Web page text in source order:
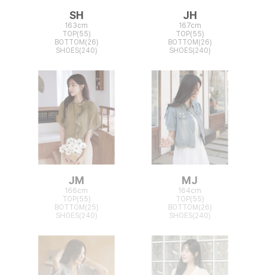
SH
163cm
TOP(55)
BOTTOM(26)
SHOES(240)
JH
167cm
TOP(55)
BOTTOM(26)
SHOES(240)
JM
166cm
TOP(55)
BOTTOM(25)
SHOES(240)
MJ
164cm
TOP(55)
BOTTOM(26)
SHOES(240)